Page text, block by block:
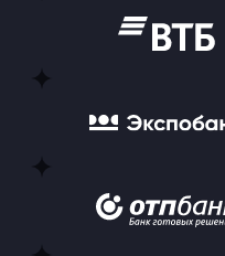
в ВТБ
Оправить
в Экспобанк